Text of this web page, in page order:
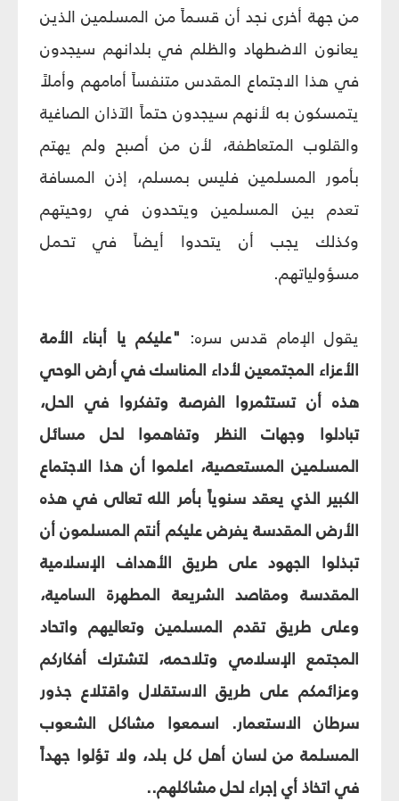
من جهة أخرى نجد أن قسماً من المسلمين الذين
يعانون الاضطهاد والظلم في بلدانهم سيجدون
في هذا الاجتماع المقدس متنفساً أمامهم وأملاً
يتمسكون به لأنهم سيجدون حتماً الآذان الصاغية
والقلوب المتعاطفة، لأن من أصبح ولم يهتم
بأمور المسلمين فليس بمسلم، إذن المسافة
تعدم بين المسلمين ويتحدون في روحيتهم
وكذلك يجب أن يتحدوا أيضاً في تحمل
مسؤولياتهم.
يقول الإمام قدس سره: "عليكم يا أبناء الأمة
الأعزاء المجتمعين لأداء المناسك في أرض الوحي
هذه أن تستثمروا الفرصة وتفكروا في الحل،
تبادلوا وجهات النظر وتفاهموا لحل مسائل
المسلمين المستعصية، اعلموا أن هذا الاجتماع
الكبير الذي يعقد سنوياً بأمر الله تعالى في هذه
الأرض المقدسة يفرض عليكم أنتم المسلمون أن
تبذلوا الجهود على طريق الأهداف الإسلامية
المقدسة ومقاصد الشريعة المطهرة السامية،
وعلى طريق تقدم المسلمين وتعاليهم واتحاد
المجتمع الإسلامي وتلاحمه، لتشترك أفكاركم
وعزائمكم على طريق الاستقلال واقتلاع جذور
سرطان الاستعمار. اسمعوا مشاكل الشعوب
المسلمة من لسان أهل كل بلد، ولا تؤلوا جهداً
في اتخاذ أي إجراء لحل مشاكلهم..